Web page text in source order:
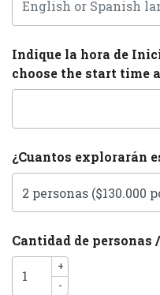
Indique la hora de
choose the start time
¿Cuantos explorarán
Cantidad de personas
+
-